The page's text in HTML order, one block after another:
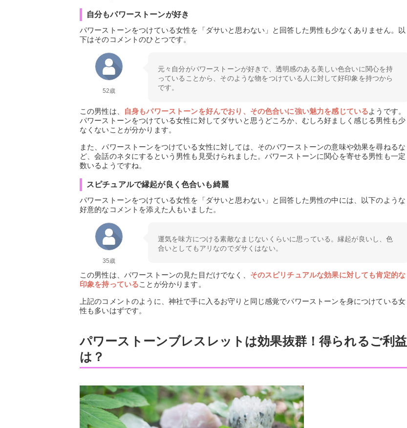
自分もパワーストーンが好き
パワーストーンをつけている女性を「ダサいと思わない」と回答した男性も少なくありません。以
下はそのコメントのひとつです。
52歳
元々自分がパワーストーンが好きで、透明感のある美しい色合いに関心を持
っていることから、そのような物をつけている人に対して好印象を持つから
です。
この男性は、 自身もパワーストーンを好んでおり、その色合いに強い魅力を感じているようです。
パワーストーンをつけている女性に対してダサいと思うどころか、むしろ好ましく感じる男性も少
なくないことが分かります。
また、パワーストーンをつけている女性に対しては、そのパワーストーンの意味や効果を尋ねるな
ど、会話のネタにするという男性も見受けられました。パワーストーンに関心を寄せる男性も一定
数いるようですね。
スピチュアルで縁起が良く色合いも綺麗
パワーストーンをつけている女性を「ダサいと思わない」と回答した男性の中には、以下のような
好意的なコメントを添えた人もいました。
35歳
運気を味方につける素敵なまじないくらいに思っている。縁起が良いし、色
合いとしてもアリなのでダサくはない。
この男性は、パワーストーンの見た目だけでなく、 そのスピリチュアルな効果に対しても肯定的な
印象を持っていることが分かります。
上記のコメントのように、神社で手に入るお守りと同じ感覚でパワーストーンを身につけている女
性も多いはずです。
パワーストーンブレスレットは効果抜群！得られるご利益
は？